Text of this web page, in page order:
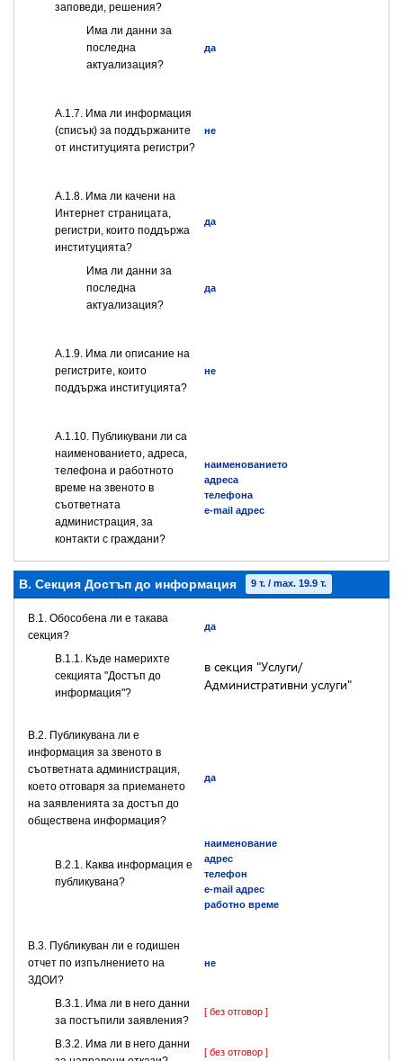
заповеди, решения?
Има ли данни за
последна
актуализация?
да
А.1.7. Има ли информация
(списък) за поддържаните
от институцията регистри?
не
А.1.8. Има ли качени на
Интернет страницата,
регистри, които поддържа
институцията?
да
Има ли данни за
последна
актуализация?
да
А.1.9. Има ли описание на
регистрите, които
поддържа институцията?
не
А.1.10. Публикувани ли са
наименованието, адреса,
телефона и работното
време на звеното в
съответната
администрация, за
контакти с граждани?
наименованието
адреса
телефона
e-mail адрес
B. Секция Достъп до информация 9 т. / max. 19.9 т.
В.1. Обособена ли е такава
секция?
да
В.1.1. Къде намерихте
секцията "Достъп до
информация"?
в секция "Услуги/
Административни услуги"
В.2. Публикувана ли е
информация за звеното в
съответната администрация,
което отговаря за приемането
на заявленията за достъп до
обществена информация?
да
B.2.1. Каква информация е
публикувана?
наименование
адрес
телефон
e-mail адрес
работно време
В.3. Публикуван ли е годишен
отчет по изпълнението на
ЗДОИ?
не
В.3.1. Има ли в него данни
за постъпили заявления?
[ без отговор ]
В.3.2. Има ли в него данни
[ без отговор ]